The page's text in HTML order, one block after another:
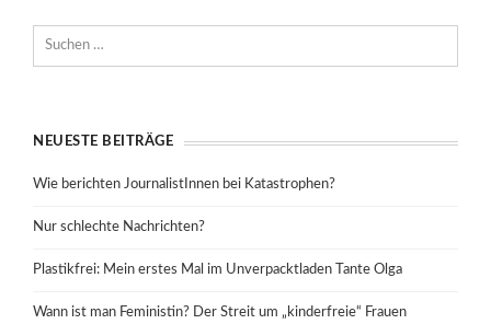
NEUESTE BEITRÄGE
Wie berichten JournalistInnen bei Katastrophen?
Nur schlechte Nachrichten?
Plastikfrei: Mein erstes Mal im Unverpacktladen Tante Olga
Wann ist man Feministin? Der Streit um „kinderfreie“ Frauen